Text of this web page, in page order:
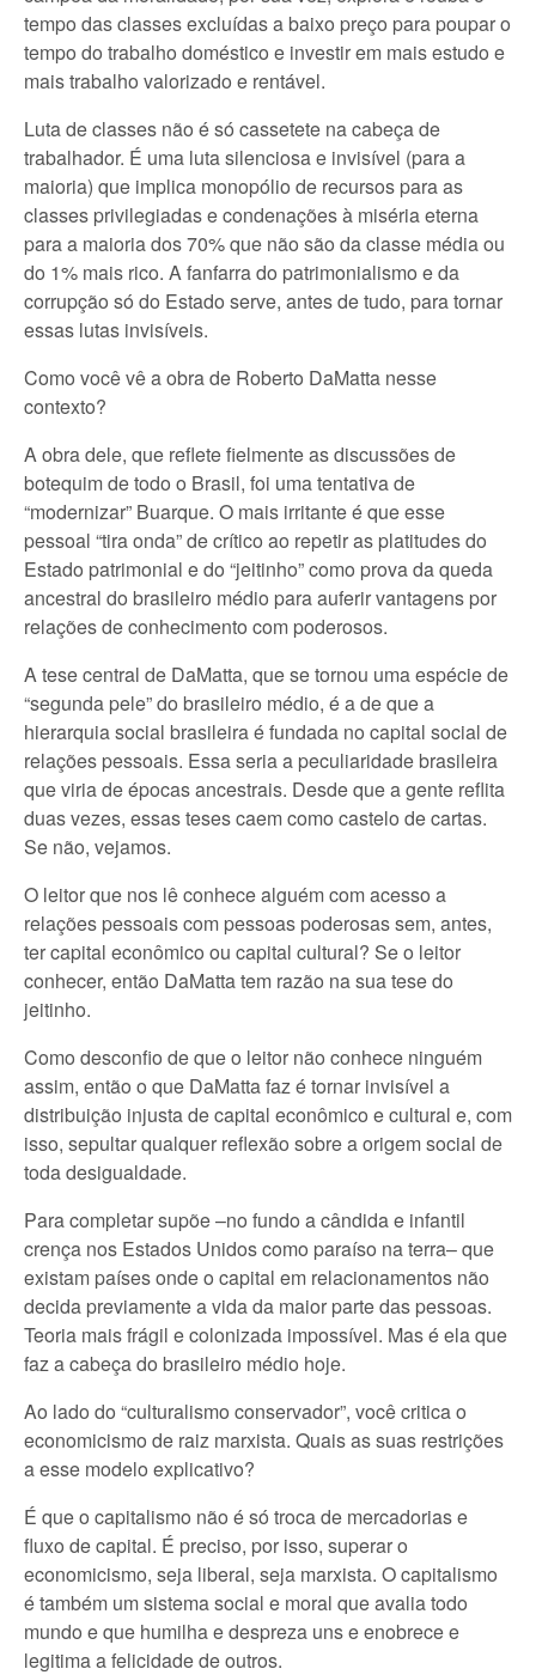
tempo das classes excluídas a baixo preço para poupar o
tempo do trabalho doméstico e investir em mais estudo e
mais trabalho valorizado e rentável.
Luta de classes não é só cassetete na cabeça de
trabalhador. É uma luta silenciosa e invisível (para a
maioria) que implica monopólio de recursos para as
classes privilegiadas e condenações à miséria eterna
para a maioria dos 70% que não são da classe média ou
do 1% mais rico. A fanfarra do patrimonialismo e da
corrupção só do Estado serve, antes de tudo, para tornar
essas lutas invisíveis.
Como você vê a obra de Roberto DaMatta nesse
contexto?
A obra dele, que reflete fielmente as discussões de
botequim de todo o Brasil, foi uma tentativa de
“modernizar” Buarque. O mais irritante é que esse
pessoal “tira onda” de crítico ao repetir as platitudes do
Estado patrimonial e do “jeitinho” como prova da queda
ancestral do brasileiro médio para auferir vantagens por
relações de conhecimento com poderosos.
A tese central de DaMatta, que se tornou uma espécie de
“segunda pele” do brasileiro médio, é a de que a
hierarquia social brasileira é fundada no capital social de
relações pessoais. Essa seria a peculiaridade brasileira
que viria de épocas ancestrais. Desde que a gente reflita
duas vezes, essas teses caem como castelo de cartas.
Se não, vejamos.
O leitor que nos lê conhece alguém com acesso a
relações pessoais com pessoas poderosas sem, antes,
ter capital econômico ou capital cultural? Se o leitor
conhecer, então DaMatta tem razão na sua tese do
jeitinho.
Como desconfio de que o leitor não conhece ninguém
assim, então o que DaMatta faz é tornar invisível a
distribuição injusta de capital econômico e cultural e, com
isso, sepultar qualquer reflexão sobre a origem social de
toda desigualdade.
Para completar supõe –no fundo a cândida e infantil
crença nos Estados Unidos como paraíso na terra– que
existam países onde o capital em relacionamentos não
decida previamente a vida da maior parte das pessoas.
Teoria mais frágil e colonizada impossível. Mas é ela que
faz a cabeça do brasileiro médio hoje.
Ao lado do “culturalismo conservador”, você critica o
economicismo de raiz marxista. Quais as suas restrições
a esse modelo explicativo?
É que o capitalismo não é só troca de mercadorias e
fluxo de capital. É preciso, por isso, superar o
economicismo, seja liberal, seja marxista. O capitalismo
é também um sistema social e moral que avalia todo
mundo e que humilha e despreza uns e enobrece e
legitima a felicidade de outros.